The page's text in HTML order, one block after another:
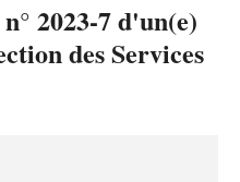
2023-7 d'un(e)
des Services